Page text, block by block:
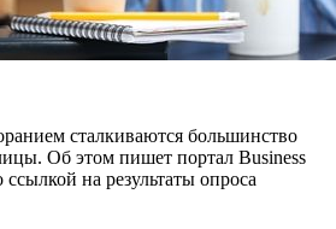
сталкиваются большинство
Об этом пишет портал Business
на результаты опроса